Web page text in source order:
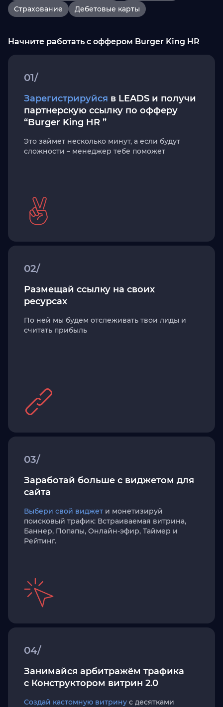
Страхование Дебетовые карты
Начните работать с оффером Burger King HR
01/
Зарегистрируйся в LEADS и получи
партнерскую ссылку по офферу
“Burger King HR ”
Это займет несколько минут, а если будут
сложности – менеджер тебе поможет
02/
Размещай ссылку на своих
ресурсах
По ней мы будем отслеживать твои лиды и
считать прибыль
03/
Заработай больше с виджетом для
сайта
Выбери свой виджет и монетизируй
поисковый трафик: Встраиваемая витрина,
Баннер, Попапы, Онлайн-эфир, Таймер и
Рейтинг.
04/
Занимайся арбитражём трафика
с Конструктором витрин 2.0
Создай кастомную витрину с десятками